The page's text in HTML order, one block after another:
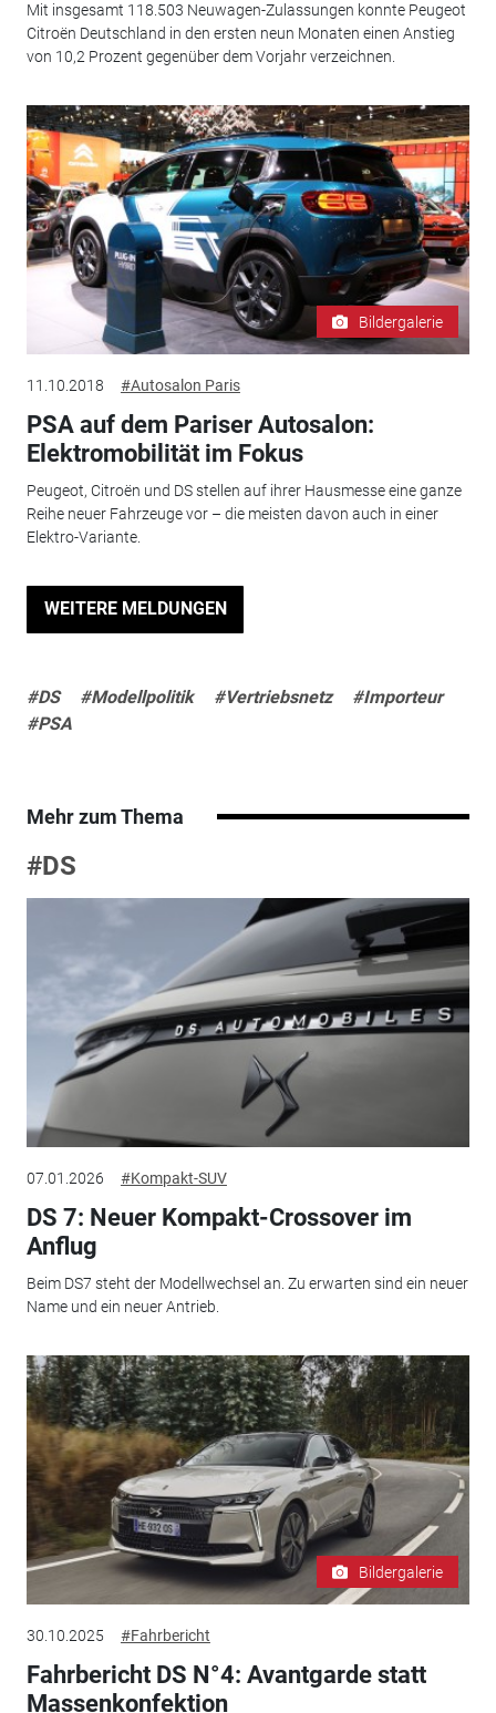
Mit insgesamt 118.503 Neuwagen-Zulassungen konnte Peugeot
Citroën Deutschland in den ersten neun Monaten einen Anstieg
von 10,2 Prozent gegenüber dem Vorjahr verzeichnen.
Bildergalerie
11.10.2018 #Autosalon Paris
PSA auf dem Pariser Autosalon:
Elektromobilität im Fokus
Peugeot, Citroën und DS stellen auf ihrer Hausmesse eine ganze
Reihe neuer Fahrzeuge vor – die meisten davon auch in einer
Elektro-Variante.
WEITERE MELDUNGEN
#DS #Modellpolitik #Vertriebsnetz
#Importeur
#PSA
Mehr zum Thema
#DS
07.01.2026 #Kompakt-SUV
DS 7: Neuer Kompakt-Crossover im
Anflug
Beim DS7 steht der Modellwechsel an. Zu erwarten sind ein neuer
Name und ein neuer Antrieb.
Bildergalerie
30.10.2025 #Fahrbericht
Fahrbericht DS N°4: Avantgarde statt
Massenkonfektion